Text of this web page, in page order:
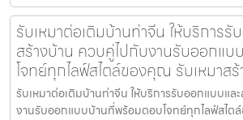
รับเหมาต่อเติมบ้านท่าจีน ให้บริการรั
สร้างบ้าน ควบคู่ไปกับงานรับออกแ
โจทย์ทุกไลฟ์สไตล์ของคุณ รับเหมาส
รับเหมาต่อเติมบ้านท่าจีน ให้บริการรับออกแบบแล
งานรับออกแบบบ้านที่พร้อมตอบโจทย์ทุกไลฟ์สไต